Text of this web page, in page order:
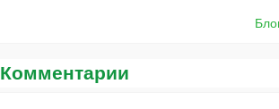
Комментарии